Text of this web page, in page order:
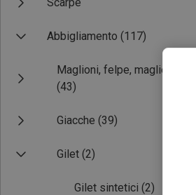
Abbigliamento (117)
Maglioni, felpe, maglie
(43)
Giacche (39)
Gilet (2)
Gilet sintetici (2)